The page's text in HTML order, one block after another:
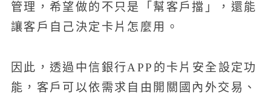
管理，希望做的不只是「幫客戶擋」，還能
讓客戶自己決定卡片怎麼用。
因此，透過中信銀行APP的卡片安全設定功
能，客戶可以依需求自由開關國內外交易、